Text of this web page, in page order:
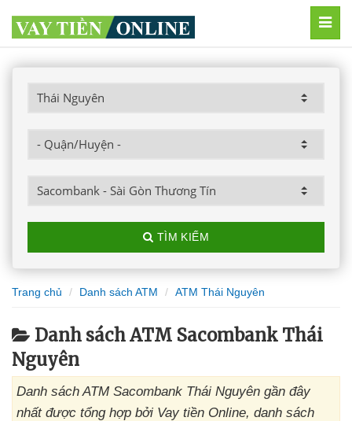
TÌM KIẾM
Trang chủ Danh sách ATM ATM Thái Nguyên
Danh sách ATM Sacombank Thái
Nguyên
Danh sách ATM Sacombank Thái Nguyên gần đây
nhất được tổng hợp bởi Vay tiền Online, danh sách